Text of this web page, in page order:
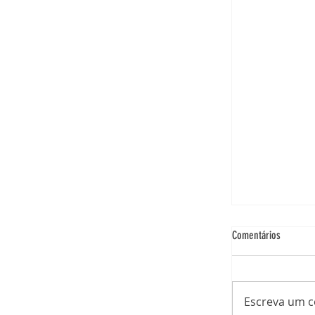
Comentários
Escreva um